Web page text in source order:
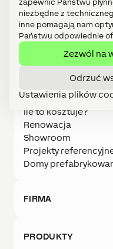
zapewnić Państwu
niezbędne z
inne pomagają nam
Państwu odpowiednie
Zezwól na
Odrzuć
Ustawienia plików
Poland (PL)
Automatyka
Ile to kosztuje?
Renowacja
Showroom
Projekty
Domy
FIRMA
PRODUKTY